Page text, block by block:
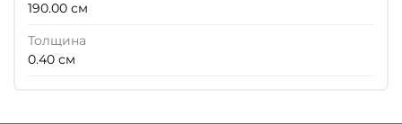
190.00 см
Толщина
0.40 см